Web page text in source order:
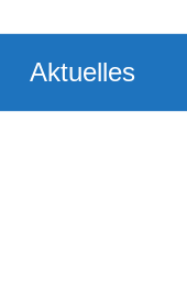
Aktuelles